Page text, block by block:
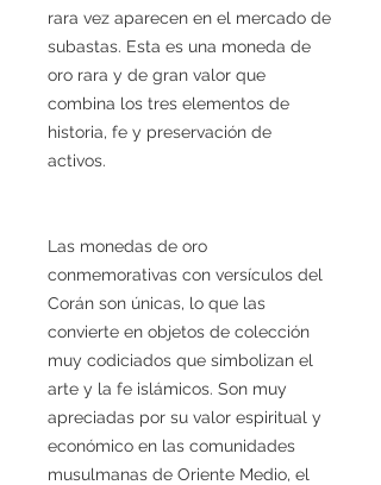
rara vez aparecen en el mercado de
subastas. Esta es una moneda de
oro rara y de gran valor que
combina los tres elementos de
historia, fe y preservación de
activos.
Las monedas de oro
conmemorativas con versículos del
Corán son únicas, lo que las
convierte en objetos de colección
muy codiciados que simbolizan el
arte y la fe islámicos. Son muy
apreciadas por su valor espiritual y
económico en las comunidades
musulmanas de Oriente Medio, el